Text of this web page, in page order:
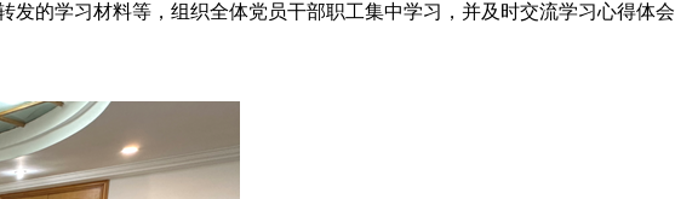
发的学习材料等，组织全体党员干部职工集中学习，并及时交流学习心得体